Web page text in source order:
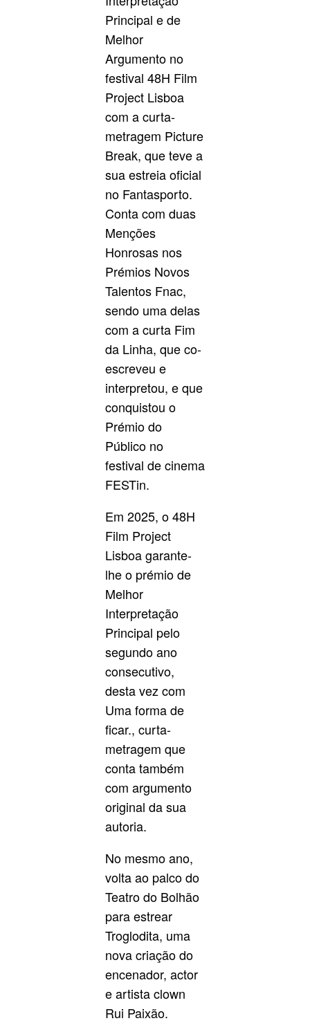
Principal e de
Melhor
Argumento no
festival 48H Film
Project Lisboa
com a curta-
metragem Picture
Break, que teve a
sua estreia oficial
no Fantasporto.
Conta com duas
Menções
Honrosas nos
Prémios Novos
Talentos Fnac,
sendo uma delas
com a curta Fim
da Linha, que co-
escreveu e
interpretou, e que
conquistou o
Prémio do
Público no
festival de cinema
FESTin.
Em 2025, o 48H
Film Project
Lisboa garante-
lhe o prémio de
Melhor
Interpretação
Principal pelo
segundo ano
consecutivo,
desta vez com
Uma forma de
ficar., curta-
metragem que
conta também
com argumento
original da sua
autoria.
No mesmo ano,
volta ao palco do
Teatro do Bolhão
para estrear
Troglodita, uma
nova criação do
encenador, actor
e artista clown
Rui Paixão.